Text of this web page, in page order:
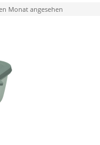
Monat angesehen